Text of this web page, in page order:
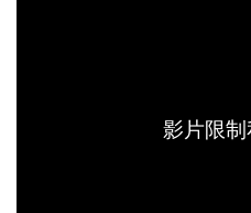
影片限